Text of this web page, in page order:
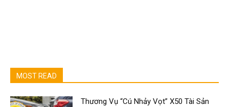
MOST READ
Thương Vụ “Cú Nhảy Vọt” X50 Tài Sản